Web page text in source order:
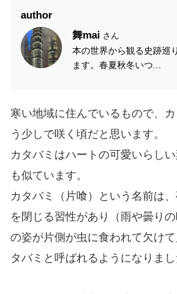
author
舞mai さん
本の世界から観る史跡巡
ます。春夏秋冬いつ...
寒い地域に住んでいるもので、
う少しで咲く頃だと思います。
カタバミはハートの可愛いらし
も似ています。
カタバミ（片喰）という名前は
を閉じる習性があり（雨や曇り
の姿が片側が虫に食われて欠け
タバミと呼ばれるようになりまし